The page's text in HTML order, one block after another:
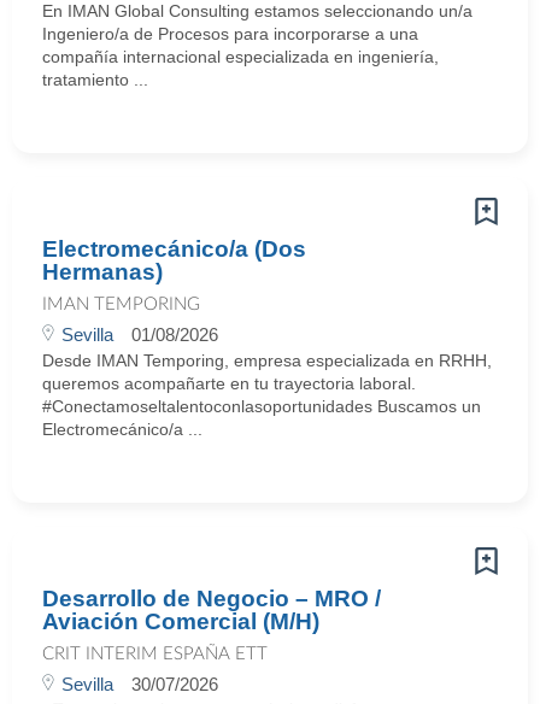
En IMAN Global Consulting estamos seleccionando un/a
Ingeniero/a de Procesos para incorporarse a una
compañía internacional especializada en ingeniería,
tratamiento ...
Electromecánico/a (Dos
Hermanas)
IMAN TEMPORING
Sevilla 01/08/2026
Desde IMAN Temporing, empresa especializada en RRHH,
queremos acompañarte en tu trayectoria laboral.
#Conectamoseltalentoconlasoportunidades Buscamos un
Electromecánico/a ...
Desarrollo de Negocio – MRO /
Aviación Comercial (M/H)
CRIT INTERIM ESPAÑA ETT
Sevilla 30/07/2026